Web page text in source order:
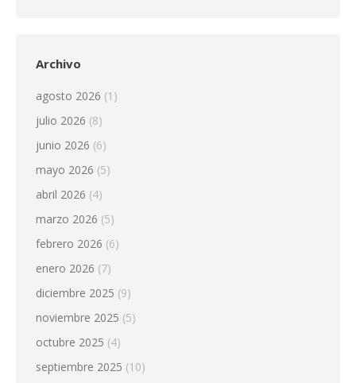
Archivo
agosto 2026 (1)
julio 2026 (8)
junio 2026 (6)
mayo 2026 (5)
abril 2026 (4)
marzo 2026 (5)
febrero 2026 (6)
enero 2026 (7)
diciembre 2025 (9)
noviembre 2025 (5)
octubre 2025 (4)
septiembre 2025 (10)